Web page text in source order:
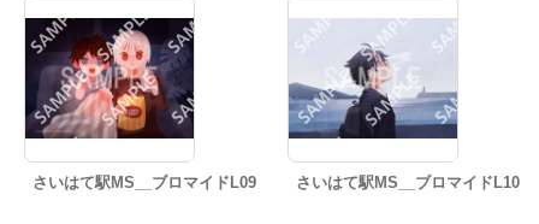
さいはて駅MS__ブロマイドL09 さいはて駅MS__ブロマイドL10